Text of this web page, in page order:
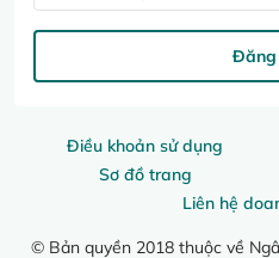
Điều khoản sử dụng
Sơ đồ trang
Liên hệ
© Bản quyền 2018 thuộc về